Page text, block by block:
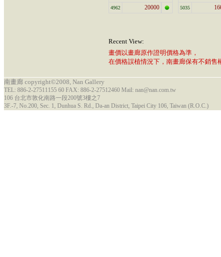
4962 20000 5035
Recent View:
畫價以畫廊原作證明價格為準，
在價格誤植情況下，南畫廊保有不銷售
南畫廊 copyright©2008, Nan Gallery
TEL: 886-2-27511155 60 FAX: 886-2-27512460 Mail: nan@nan.com.tw
106 台北市敦化南路一段200號3樓之7
3F.-7, No.200, Sec. 1, Dunhua S. Rd., Da-an District, Taipei City 106, Taiwan (R.O.C.)